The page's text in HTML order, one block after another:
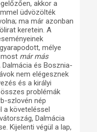
akkor a
üdvözölték
ma már azonban
keretein. A
mélye
most már más
és Bosznia-
nem elégesznek
és a királyi
problémák
szlovén nép
a követeléssel
Dalmácia
Kijelenti végül a lap,